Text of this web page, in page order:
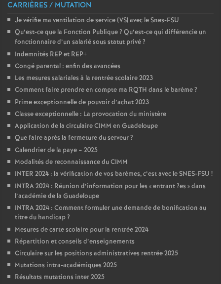
CARRIÈRES / MUTATION
Je vérifie ma ventilation de service (VS) avec le Snes-FSU
Qu’est-ce que la Fonction Publique? Qu’est-ce qui différencie un
fonctionnaire d’un salarié sous statut privé?
Indemnités REP et REP+
Congé parental : enfin des avancées
Les mesures salariales à la rentrée scolaire 2023
Comment faire prendre en compte ma RQTH dans le barème?
Prime exceptionnelle de pouvoir d’achat 2023
Classe exceptionnelle : La provocation du ministère
Application de la circulaire CIMM en Guadeloupe
Que faire après la fermeture du serveur?
Calendrier de la paye – 2025
Modalités de reconnaissance du CIMM
INTER 2024 : la vérification de vos barèmes, c’est avec le SNES-FSU !
INTRA 2024 : Réunion d’information pour les «entrant?es » dans
l’académie de la Guadeloupe
INTRA 2024 : Comment formuler une demande de bonification au
titre du handicap?
Mesures de carte scolaire pour la rentrée 2024
Répartition et conseils d’enseignements
Circulaire sur les positions administratives rentrée 2025
Mutations intra-académiques 2025
Résultats mutations inter 2025